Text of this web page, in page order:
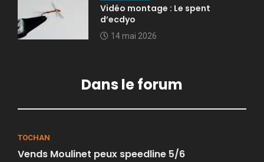
Vidéo montage : Le spent
d’ecdyo
14 mai 2026
Dans le forum
TOCHAN
Vends Moulinet peux speedline 5/6